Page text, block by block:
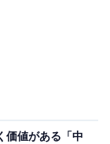
幻想的で、湖
した」(30代女
で、空と水面
代女性／兵庫
映り、360度
価値がある「中